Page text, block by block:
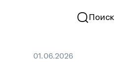
Поиск
01.06.2026